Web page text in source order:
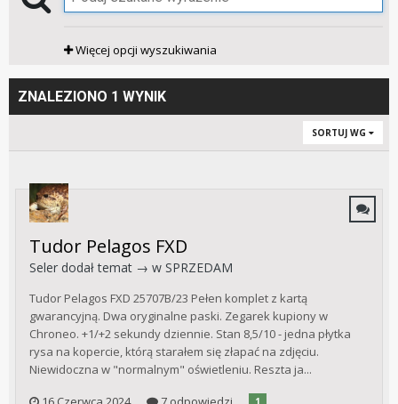
Więcej opcji wyszukiwania
ZNALEZIONO 1 WYNIK
SORTUJ WG
Tudor Pelagos FXD
Seler dodał temat → w SPRZEDAM
Tudor Pelagos FXD 25707B/23 Pełen komplet z kartą
gwarancyjną. Dwa oryginalne paski. Zegarek kupiony w
Chroneo. +1/+2 sekundy dziennie. Stan 8,5/10 - jedna płytka
rysa na kopercie, którą starałem się złapać na zdjęciu.
Niewidoczna w "normalnym" oświetleniu. Reszta ja...
1